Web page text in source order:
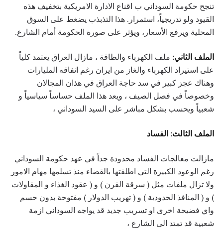
تنجح حكومة السوداني ب اقناع الادارة الامريكية بتخفيف هذه
القيود ولو تدريجياً، استمرار. هذا التذبذب يضغط على السوق
المحلية ويرفع الأسعار، ويؤثر على صورة الحكومة أمام الشارع.
الملف الثاني: ملف الكهرباء والطاقة ، مازال العراق يعتمد كلياً
على استيراد الكهرباء والغاز من ايران رغم انفاقه المليارات
وهناك عجز كبير في سد حاجة العراق في هذان المجالان
وخصوصاً في فصل الصيف ، ويعد هذا الملف حساساً سياسياً و
شعبياً ويحسب بشكل مباشر على السيد السوداني ،
الملف الثالث: الفساد
مازالت معالجات الفساد محدودة جداً في عهد حكومة السوداني
رغم الوعود الكبيرة التي اطلقتها بالقضاء منذ تسلمها مهام الامور
ولا تزال ملفات مثل ( سرقة القرن ) و ( عقود الغذاء و المقاولات
) و ( المنافذ الحدودية ) و ( تهريب الدولار ) مفتوحة بدون حسم
واي فضيحة اخرى او تسريب جديد قد يواجه السوداني ازمة
شعبية قد تمتد الى الشارع ،